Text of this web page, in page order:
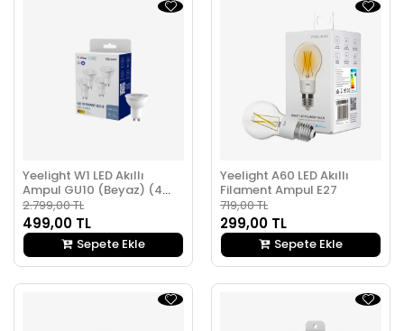
Yeelight W1 LED Akıllı
Ampul GU10 (Beyaz) (4
Adet)
2.799,00 TL
499,00 TL
Sepete Ekle
Yeelight A60 LED Akıllı
Filament Ampul E27
719,00 TL
299,00 TL
Sepete Ekle